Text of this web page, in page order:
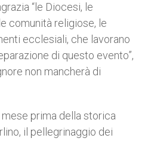
“le Diocesi, le
comunità religiose, le
ecclesiali, che lavorano
di questo evento”,
non mancherà di
mese prima della storica
il pellegrinaggio dei